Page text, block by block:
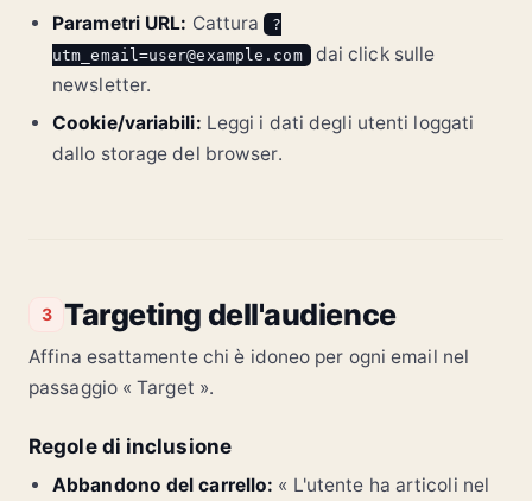
Parametri URL: Cattura ?
utm_email=user@example.com dai click sulle
newsletter.
Cookie/variabili: Leggi i dati degli utenti loggati
dallo storage del browser.
3 Targeting dell'audience
Affina esattamente chi è idoneo per ogni email nel
passaggio « Target ».
Regole di inclusione
Abbandono del carrello: « L'utente ha articoli nel